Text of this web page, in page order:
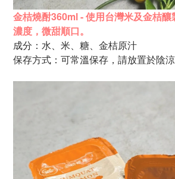
金桔燒酎360ml - 使用台灣米及金桔釀
濃度，微甜順口。
成分：水、米、糖、金桔原汁
保存方式：可常溫保存，請放置於陰